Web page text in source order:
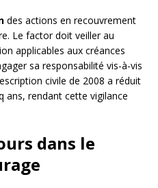
des actions en recouvrement
Le factor doit veiller au
applicables aux créances
sa responsabilité vis-à-vis
civile de 2008 a réduit
ans, rendant cette vigilance
dans le